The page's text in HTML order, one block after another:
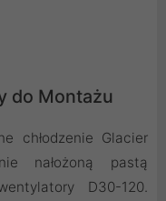
do Montażu
chłodzenie Glacier
nałożoną pastą
D30-120.